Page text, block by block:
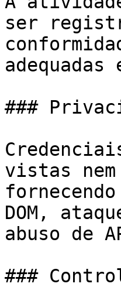
ser
###
vistas
DOM,
abuso de
###